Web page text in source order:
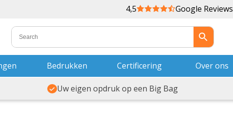
4,5 Google Reviews
Bedrukken Certificering Over ons
Uw eigen opdruk op een Big Bag